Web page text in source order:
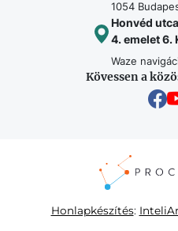
1054
Honvéd
4. emelet 6.
Waze
Kövessen a
Honlapkészítés: